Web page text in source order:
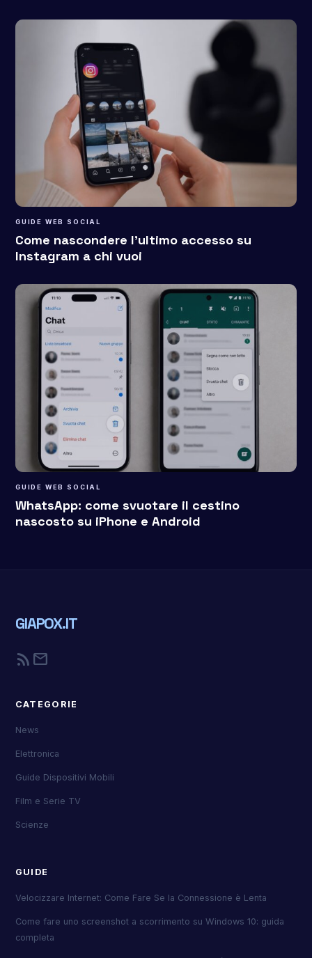
GUIDE WEB SOCIAL
Come nascondere l’ultimo accesso su
Instagram a chi vuoi
GUIDE WEB SOCIAL
WhatsApp: come svuotare il cestino
nascosto su iPhone e Android
GIAPOX.IT
rss_feed mail
CATEGORIE
News
Elettronica
Guide Dispositivi Mobili
Film e Serie TV
Scienze
GUIDE
Velocizzare Internet: Come Fare Se la Connessione è Lenta
Come fare uno screenshot a scorrimento su Windows 10: guida
completa